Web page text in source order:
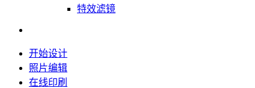
特效滤镜
开始设计
照片编辑
在线印刷